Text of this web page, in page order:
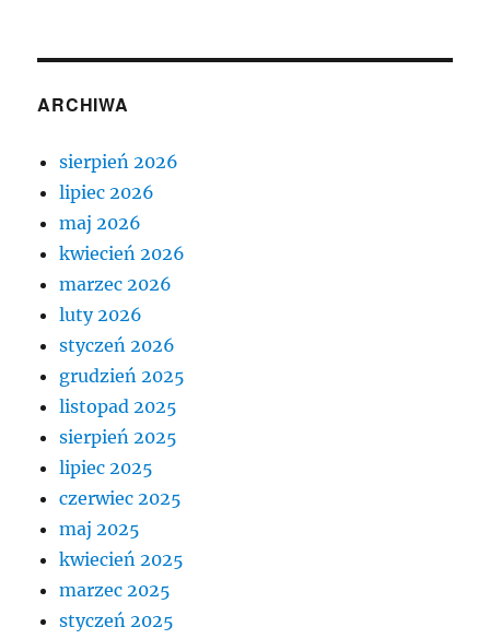
ARCHIWA
sierpień 2026
lipiec 2026
maj 2026
kwiecień 2026
marzec 2026
luty 2026
styczeń 2026
grudzień 2025
listopad 2025
sierpień 2025
lipiec 2025
czerwiec 2025
maj 2025
kwiecień 2025
marzec 2025
styczeń 2025